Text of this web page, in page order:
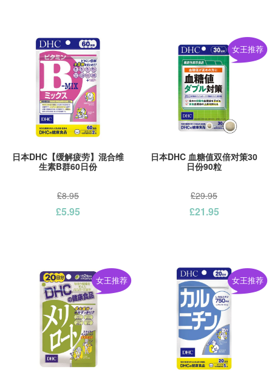
日本DHC【缓解疲劳】混合维
生素B群60日份
£8.95
£5.95
日本DHC 血糖值双倍对策30
日份90粒
女王推荐
£29.95
£21.95
女王推荐 女王推荐